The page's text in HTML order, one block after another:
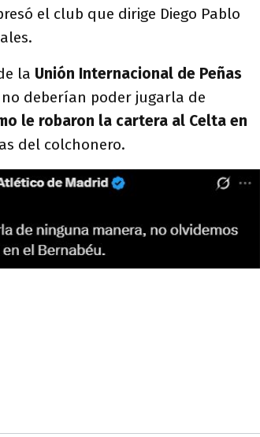
el club que dirige Diego Pablo
la Unión Internacional de Peñas
no deberían poder jugarla de
le robaron la cartera al Celta en
del colchonero.